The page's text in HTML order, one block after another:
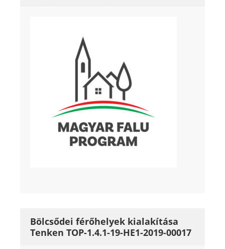
Bölcsődei férőhelyek kialakítása
Tenken TOP-1.4.1-19-HE1-2019-00017